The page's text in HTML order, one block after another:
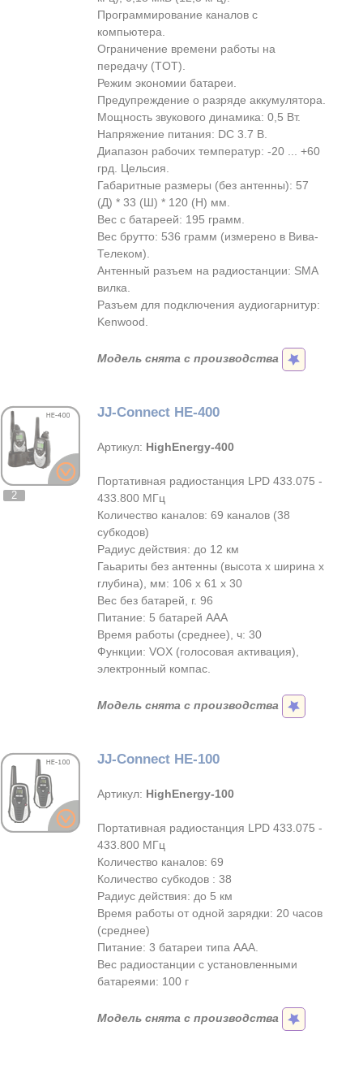
Программирование каналов с
компьютера.
Ограничение времени работы на
передачу (TOT).
Режим экономии батареи.
Предупреждение о разряде аккумулятора.
Мощность звукового динамика: 0,5 Вт.
Напряжение питания: DC 3.7 В.
Диапазон рабочих температур: -20 ... +60
грд. Цельсия.
Габаритные размеры (без антенны): 57
(Д) * 33 (Ш) * 120 (H) мм.
Вес с батареей: 195 грамм.
Вес брутто: 536 грамм (измерено в Вива-
Телеком).
Антенный разъем на радиостанции: SMA
вилка.
Разъем для подключения аудиогарнитур:
Kenwood.
Модель снята с производства
2
JJ-Connect HE-400
Артикул: HighEnergy-400
Портативная радиостанция LPD 433.075 -
433.800 МГц
Количество каналов: 69 каналов (38
субкодов)
Радиус действия: до 12 км
Гаьариты без антенны (высота х ширина х
глубина), мм: 106 х 61 х 30
Вес без батарей, г. 96
Питание: 5 батарей ААА
Время работы (среднее), ч: 30
Функции: VOX (голосовая активация),
электронный компас.
Модель снята с производства
JJ-Connect HE-100
Артикул: HighEnergy-100
Портативная радиостанция LPD 433.075 -
433.800 МГц
Количество каналов: 69
Количество субкодов : 38
Радиус действия: до 5 км
Время работы от одной зарядки: 20 часов
(среднее)
Питание: 3 батареи типа ААА.
Вес радиостанции с установленными
батареями: 100 г
Модель снята с производства